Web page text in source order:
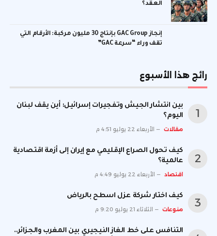
العقد؟
إنجاز GAC Group بإنتاج 30 مليون مركبة: الأرقام التي
تقف وراء “سرعة GAC”
رائج هذا الأسبوع
بين انتشار الجيش وتفجيرات إسرائيل: أين يقف لبنان
اليوم؟
مقالات الأربعاء 22 يوليو 4:51 م
كيف تحول الصراع الإقليمي مع إيران إلى أزمة اقتصادية
عالمية؟
اقتصاد الأربعاء 22 يوليو 4:49 م
كيف اختار شركة عزل اسطح بالرياض
منوعات الثلاثاء 21 يوليو 9:20 م
التنافس على خط الغاز النيجيري بين المغرب والجزائر..